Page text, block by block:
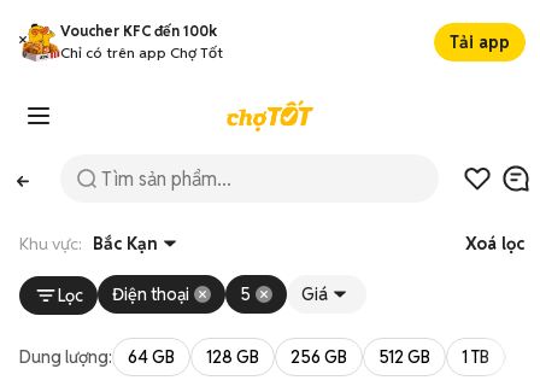
Voucher KFC đến 100k
Chỉ có trên app Chợ Tốt
Tải app
Khu vực: Bắc Kạn Xoá lọc
Lọc Điện thoại 5 Giá
Dung lượng: 64 GB 128 GB 256 GB 512 GB 1 TB